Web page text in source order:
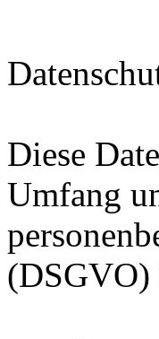
Diese
Umfang
(DSGVO)